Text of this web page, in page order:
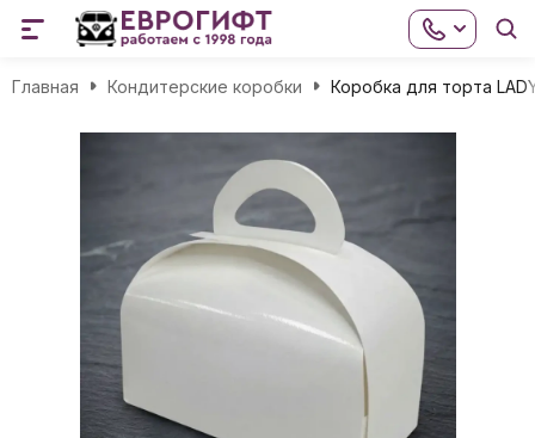
Главная Кондитерские коробки Коробка для торта